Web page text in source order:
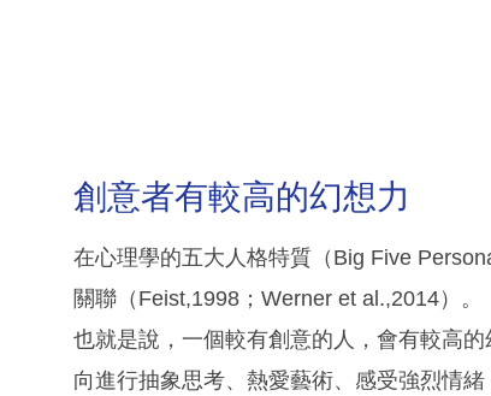
創意者有較高的幻想力
在心理學的五大人格特質（Big Five
關聯（Feist,1998；Werner et al.,2014）。
也就是說，一個較有創意的人，會有較高
向進行抽象思考、熱愛藝術、感受強烈情